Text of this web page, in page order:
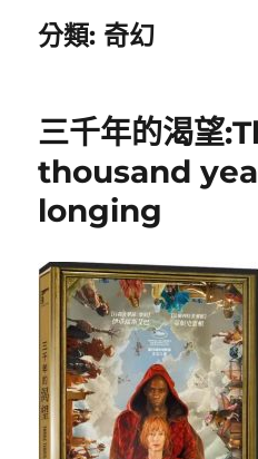
分類: 奇幻
三千年的渴望
thousand
longing